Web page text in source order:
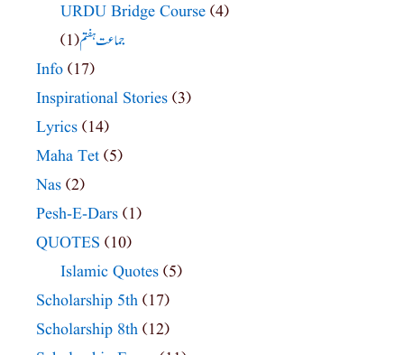
URDU Bridge Course (4)
جماعت ہفتم(1)
Info (17)
Inspirational Stories (3)
Lyrics (14)
Maha Tet (5)
Nas (2)
Pesh-E-Dars (1)
QUOTES (10)
Islamic Quotes (5)
Scholarship 5th (17)
Scholarship 8th (12)